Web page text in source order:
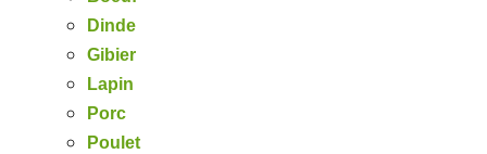
Dinde
Gibier
Lapin
Porc
Poulet